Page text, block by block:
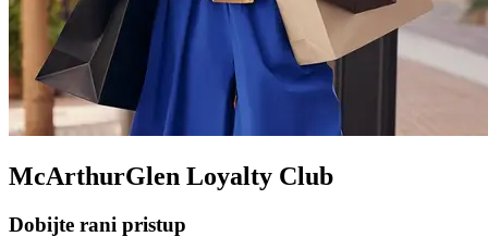
McArthurGlen Loyalty Club
Dobijte rani pristup